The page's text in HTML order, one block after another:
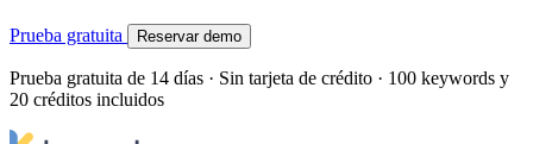
Prueba gratuita Reservar demo
Prueba gratuita de 14 días · Sin tarjeta de crédito · 100 keywords y
20 créditos incluidos